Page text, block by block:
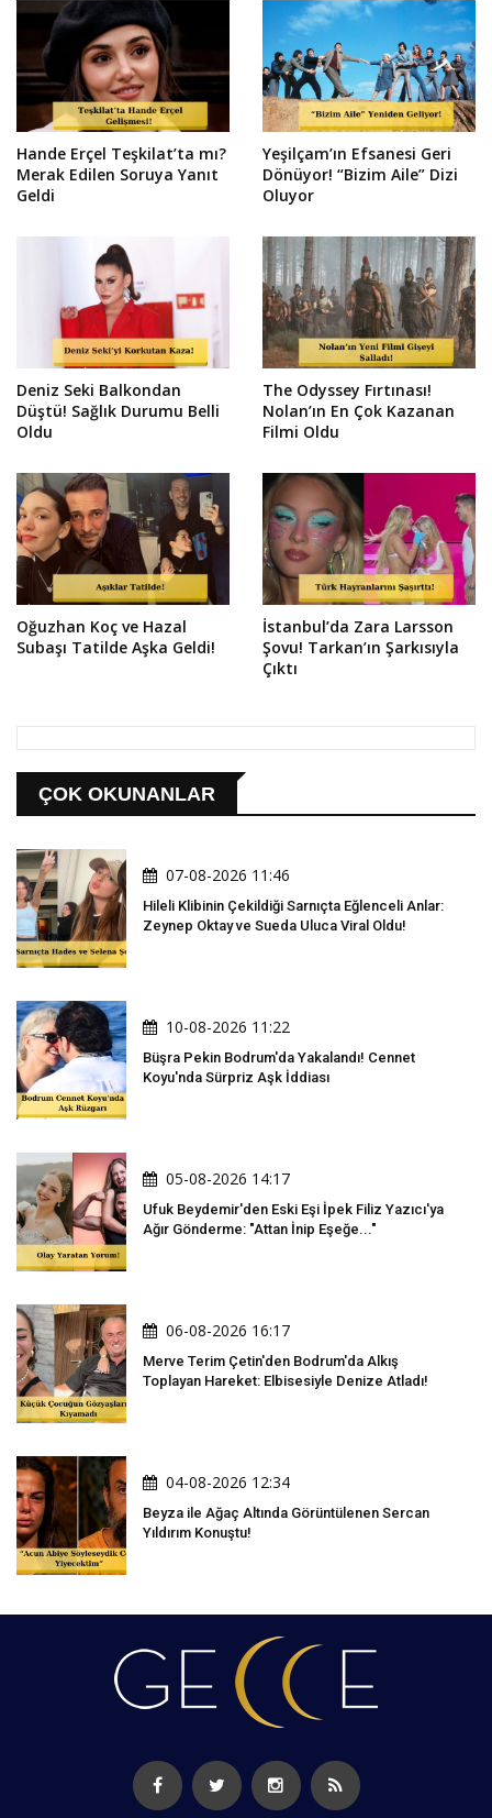
Hande Erçel Teşkilat’ta mı?
Merak Edilen Soruya Yanıt
Geldi
Yeşilçam’ın Efsanesi Geri
Dönüyor! “Bizim Aile” Dizi
Oluyor
Deniz Seki Balkondan
Düştü! Sağlık Durumu Belli
Oldu
The Odyssey Fırtınası!
Nolan’ın En Çok Kazanan
Filmi Oldu
Oğuzhan Koç ve Hazal
Subaşı Tatilde Aşka Geldi!
İstanbul’da Zara Larsson
Şovu! Tarkan’ın Şarkısıyla
Çıktı
ÇOK OKUNANLAR
07-08-2026 11:46
Hileli Klibinin Çekildiği Sarnıçta Eğlenceli Anlar:
Zeynep Oktay ve Sueda Uluca Viral Oldu!
10-08-2026 11:22
Büşra Pekin Bodrum'da Yakalandı! Cennet
Koyu'nda Sürpriz Aşk İddiası
05-08-2026 14:17
Ufuk Beydemir'den Eski Eşi İpek Filiz Yazıcı'ya
Ağır Gönderme: "Attan İnip Eşeğe..."
06-08-2026 16:17
Merve Terim Çetin'den Bodrum'da Alkış
Toplayan Hareket: Elbisesiyle Denize Atladı!
04-08-2026 12:34
Beyza ile Ağaç Altında Görüntülenen Sercan
Yıldırım Konuştu!